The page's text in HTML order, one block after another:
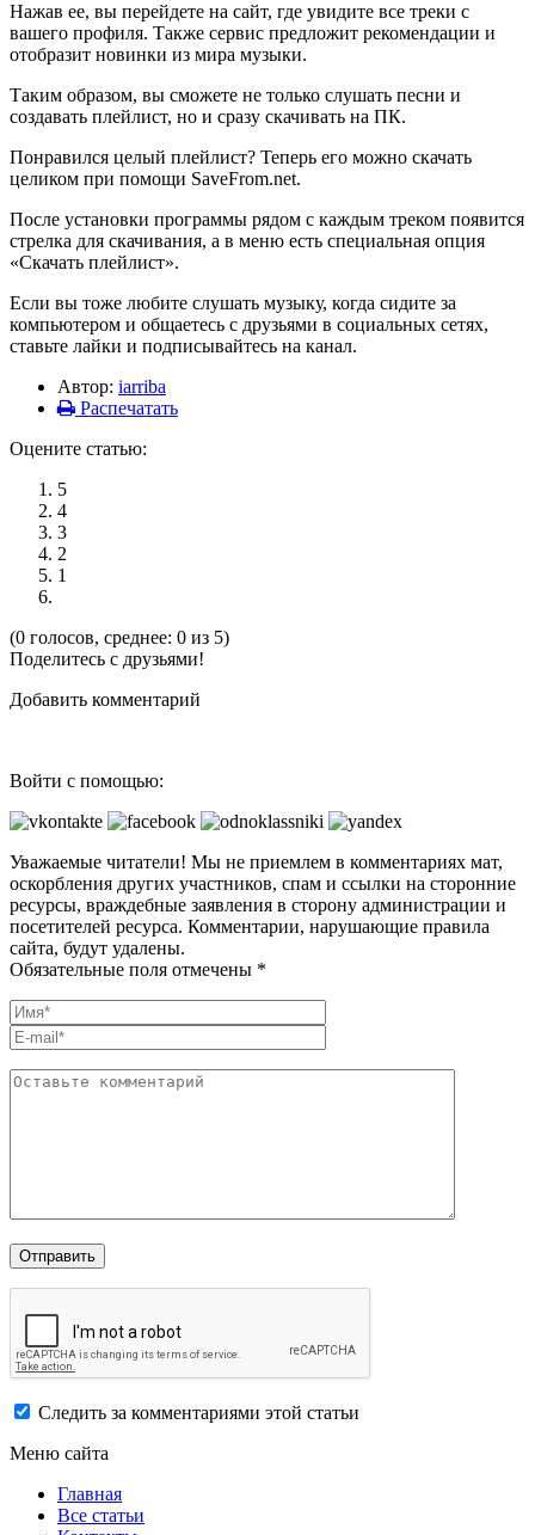
Нажав ее, вы перейдете на сайт, где увидите все треки с
вашего профиля. Также сервис предложит рекомендации и
отобразит новинки из мира музыки.
Таким образом, вы сможете не только слушать песни и
создавать плейлист, но и сразу скачивать на ПК.
Понравился целый плейлист? Теперь его можно скачать
целиком при помощи SaveFrom.net.
После установки программы рядом с каждым треком появится
стрелка для скачивания, а в меню есть специальная опция
«Скачать плейлист».
Если вы тоже любите слушать музыку, когда сидите за
компьютером и общаетесь с друзьями в социальных сетях,
ставьте лайки и подписывайтесь на канал.
Автор: iarriba
Распечатать
Оцените статью:
5
4
3
2
1
(0 голосов, среднее: 0 из 5)
Поделитесь с друзьями!
Добавить комментарий
Войти с помощью:
Уважаемые читатели! Мы не приемлем в комментариях мат,
оскорбления других участников, спам и ссылки на сторонние
ресурсы, враждебные заявления в сторону администрации и
посетителей ресурса. Комментарии, нарушающие правила
сайта, будут удалены.
Обязательные поля отмечены *
Следить за комментариями этой статьи
Меню сайта
Главная
Все статьи